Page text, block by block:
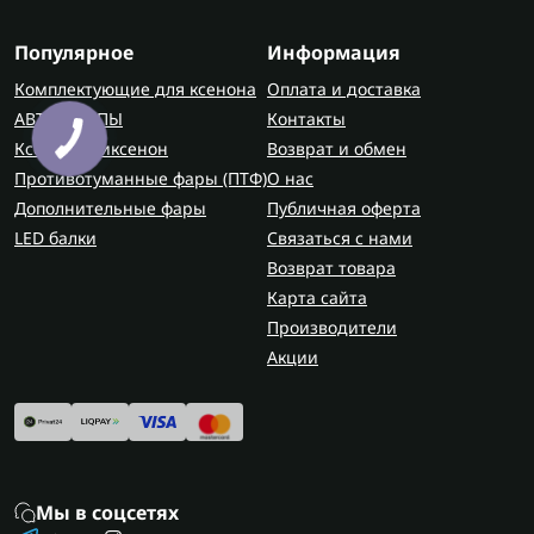
Популярное
Комплектующие для ксенона
АВТОЛАМПЫ
Ксенон / Биксенон
Противотуманные фары (ПТФ)
Дополнительные фары
LED балки
Информация
Оплата и доставка
Контакты
Возврат и обмен
О нас
Публичная оферта
Связаться с нами
Возврат товара
Карта сайта
Производители
Акции
Мы в соцсетях